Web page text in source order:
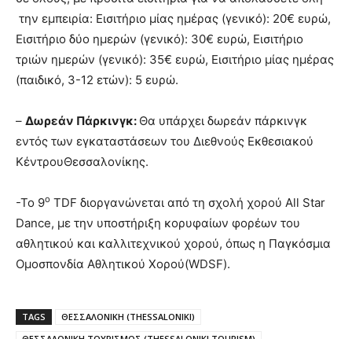
την εμπειρία: Εισιτήριο μίας ημέρας (γενικό): 20€ ευρώ,
Εισιτήριο δύο ημερών (γενικό): 30€ ευρώ, Εισιτήριο
τριών ημερών (γενικό): 35€ ευρώ, Εισιτήριο μίας ημέρας
(παιδικό, 3-12 ετών): 5 ευρώ.
– Δωρεάν Πάρκινγκ: Θα υπάρχει δωρεάν πάρκινγκ
εντός των εγκαταστάσεων του Διεθνούς Εκθεσιακού
ΚέντρουΘεσσαλονίκης.
-Το 9ο TDF διοργανώνεται από τη σχολή χορού All Star
Dance, με την υποστήριξη κορυφαίων φορέων του
αθλητικού και καλλιτεχνικού χορού, όπως η Παγκόσμια
Ομοσπονδία Αθλητικού Χορού(WDSF).
TAGS
ΘΕΣΣΑΛΟΝΙΚΗ (THESSALONIKI)